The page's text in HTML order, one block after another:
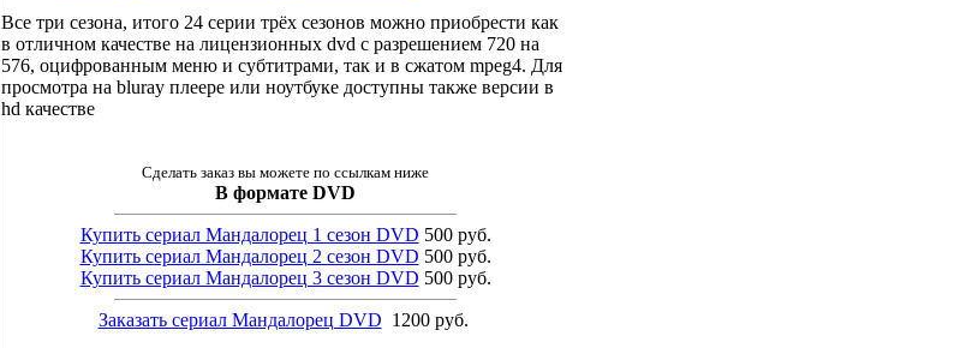
Все три сезона, итого 24 серии трёх сезонов можно приобрести как
в отличном качестве на лицензионных dvd с разрешением 720 на
576, оцифрованным меню и субтитрами, так и в сжатом mpeg4. Для
просмотра на bluray плеере или ноутбуке доступны также версии в
hd качестве
Сделать заказ вы можете по ссылкам ниже
В формате DVD
Купить сериал Мандалорец 1 сезон DVD 500 руб.
Купить сериал Мандалорец 2 сезон DVD 500 руб.
Купить сериал Мандалорец 3 сезон DVD 500 руб.
Заказать сериал Мандалорец DVD 1200 руб.